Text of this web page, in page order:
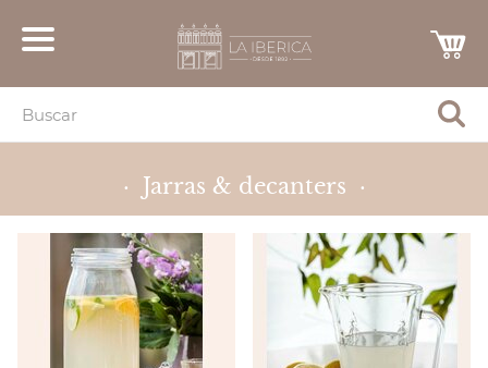
· Jarras & decanters ·